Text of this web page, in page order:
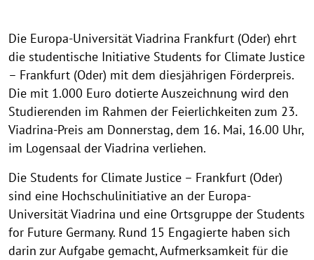
Die Europa-Universität Viadrina Frankfurt (Oder) ehrt
die studentische Initiative Students for Climate Justice
– Frankfurt (Oder) mit dem diesjährigen Förderpreis.
Die mit 1.000 Euro dotierte Auszeichnung wird den
Studierenden im Rahmen der Feierlichkeiten zum 23.
Viadrina-Preis am Donnerstag, dem 16. Mai, 16.00 Uhr,
im Logensaal der Viadrina verliehen.
Die Students for Climate Justice – Frankfurt (Oder)
sind eine Hochschulinitiative an der Europa-
Universität Viadrina und eine Ortsgruppe der Students
for Future Germany. Rund 15 Engagierte haben sich
darin zur Aufgabe gemacht, Aufmerksamkeit für die